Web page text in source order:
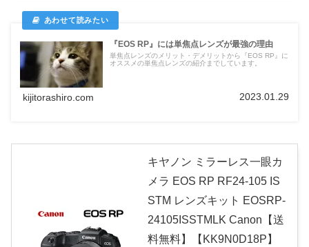
『EOS RP』には単焦点レンズが最強の理由
単焦点レンズのメリット・デメリットから『EOS RP』に
オススメの単焦点レンズの紹介までしています。
kijitorashiro.com 2023.01.29
キヤノン ミラーレス一眼カ
メラ EOS RP RF24-105 IS
STM レンズキット EOSRP-
24105ISSTMLK Canon【送
料無料】【KK9N0D18P】